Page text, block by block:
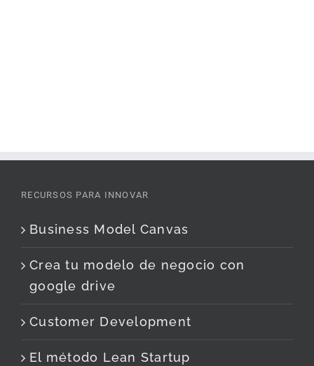
RECURSOS PARA INNOVAR
Business Model Canvas
Crea tu modelo de negocio con
google drive
Customer Development
El método Lean Startup